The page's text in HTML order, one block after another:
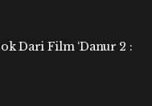
Dari Film ‘Danur 2 :